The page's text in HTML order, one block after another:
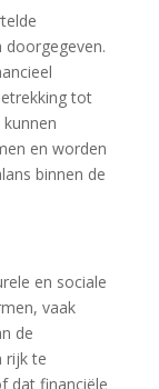
tot
en worden
binnen de
en sociale
vaak
de
rijk te
dat financiële